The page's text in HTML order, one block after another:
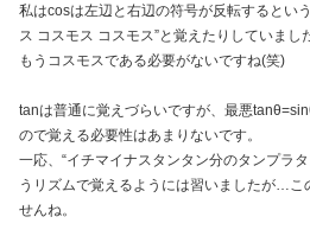
私はcosは左辺と右辺の符号が反転するとい
ス コスモス コスモス”と覚えたりしていまし
もうコスモスである必要がないですね(笑)
tanは普通に覚えづらいですが、最悪
ので覚える必要性はあまりないです。
一応、“イチマイナスタンタン分のタンプラ
うリズムで覚えるようには習いましたが…こ
せんね。